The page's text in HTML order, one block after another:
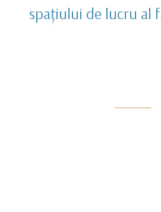
spațiului de lucru al